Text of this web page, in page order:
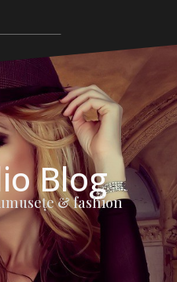
Blog
& fashion